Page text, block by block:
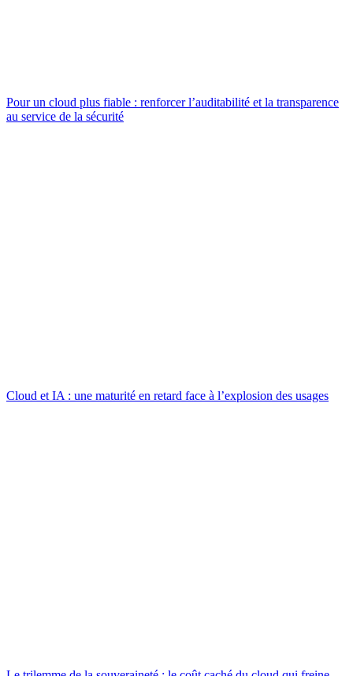
Pour un cloud plus fiable : renforcer l’auditabilité et la transparence
au service de la sécurité
Cloud et IA : une maturité en retard face à l’explosion des usages